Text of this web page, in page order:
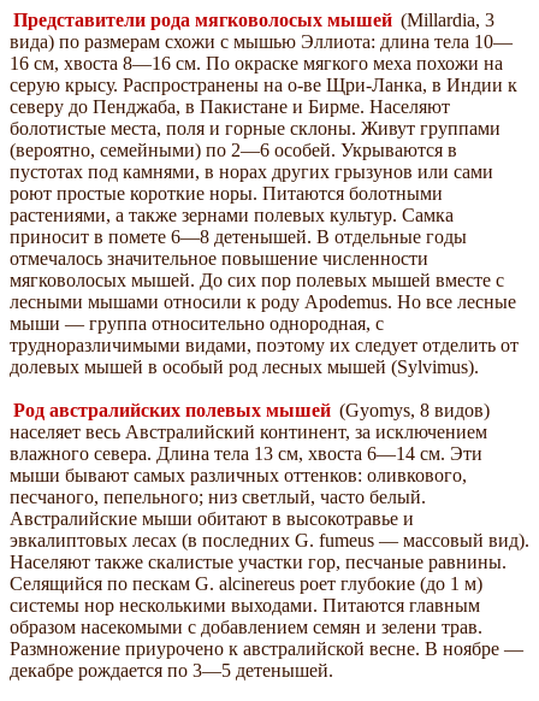
Представители рода мягковолосых мышей (Millardia, 3
вида) по размерам схожи с мышью Эллиота: длина тела 10—
16 см, хвоста 8—16 см. По окраске мягкого меха похожи на
серую крысу. Распространены на о-ве Щри-Ланка, в Индии к
северу до Пенджаба, в Пакистане и Бирме. Населяют
болотистые места, поля и горные склоны. Живут группами
(вероятно, семейными) по 2—6 особей. Укрываются в
пустотах под камнями, в норах других грызунов или сами
роют простые короткие норы. Питаются болотными
растениями, а также зернами полевых культур. Самка
приносит в помете 6—8 детенышей. В отдельные годы
отмечалось значительное повышение численности
мягковолосых мышей. До сих пор полевых мышей вместе с
лесными мышами относили к роду Apodemus. Но все лесные
мыши — группа относительно однородная, с
трудноразличимыми видами, поэтому их следует отделить от
долевых мышей в особый род лесных мышей (Sylvimus).
Род австралийских полевых мышей (Gyomys, 8 видов)
населяет весь Австралийский континент, за исключением
влажного севера. Длина тела 13 см, хвоста 6—14 см. Эти
мыши бывают самых различных оттенков: оливкового,
песчаного, пепельного; низ светлый, часто белый.
Австралийские мыши обитают в высокотравье и
эвкалиптовых лесах (в последних G. fumeus — массовый вид).
Населяют также скалистые участки гор, песчаные равнины.
Селящийся по пескам G. alcinereus роет глубокие (до 1 м)
системы нор несколькими выходами. Питаются главным
образом насекомыми с добавлением семян и зелени трав.
Размножение приурочено к австралийской весне. В ноябре —
декабре рождается по 3—5 детенышей.